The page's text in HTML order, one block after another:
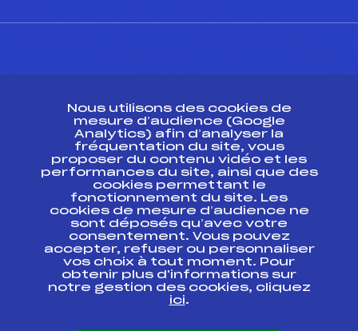
Ressources
Pass’Neige
Projet sportif fédéral
Projet de performance fédéral
Antidopage
Pôle Développement, Formation, Suivi
Scientifique
Listes ministérielles
Pôle vie de l’athlète
Enseignement professionnel
Nous utilisons des cookies de
mesure d’audience (Google
Analytics) afin d’analyser la
fréquentation du site, vous
proposer du contenu vidéo et les
performances du site, ainsi que des
cookies permettant le
fonctionnement du site. Les
cookies de mesure d’audience ne
sont déposés qu’avec votre
consentement. Vous pouvez
accepter, refuser ou personnaliser
vos choix à tout moment. Pour
obtenir plus d'informations sur
notre gestion des cookies, cliquez
ici.